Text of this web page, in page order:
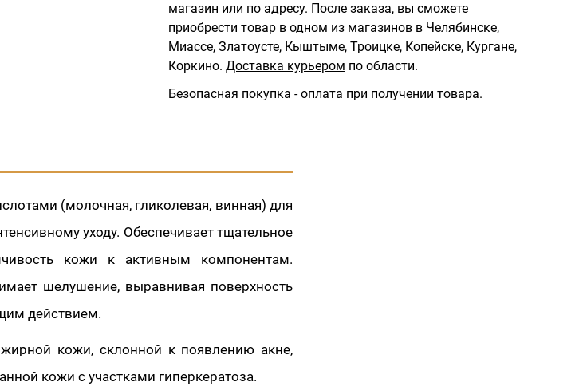
магазин или по адресу. После заказа, вы сможете
приобрести товар в одном из магазинов в Челябинске,
Миассе, Златоусте, Кыштыме, Троицке, Копейске, Кургане,
Коркино. Доставка курьером по области.
Безопасная покупка - оплата при получении товара.
(молочная, гликолевая, винная) для
уходу. Обеспечивает тщательное
кожи к активным компонентам.
шелушение, выравнивая поверхность
действием.
кожи, склонной к появлению акне,
кожи с участками гиперкератоза.